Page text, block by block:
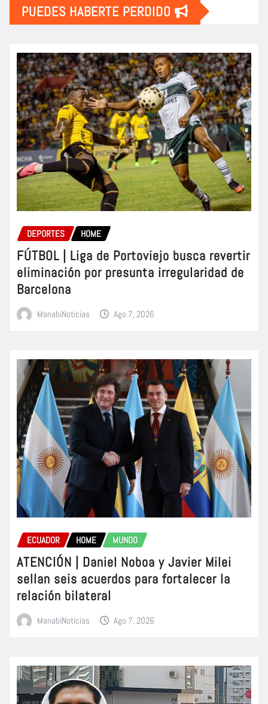
PUEDES HABERTE PERDIDO
DEPORTES HOME
FÚTBOL | Liga de Portoviejo busca revertir
eliminación por presunta irregularidad de
Barcelona
ManabiNoticias Ago 7, 2026
ECUADOR HOME MUNDO
ATENCIÓN | Daniel Noboa y Javier Milei
sellan seis acuerdos para fortalecer la
relación bilateral
ManabiNoticias Ago 7, 2026